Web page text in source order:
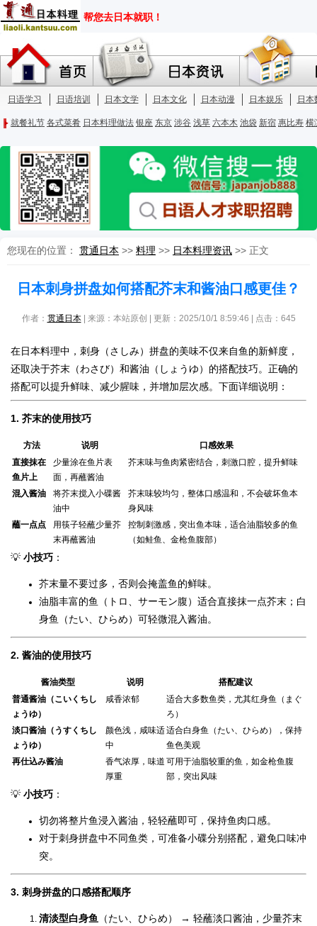
您现在的位置： 贯通日本 >> 料理 >> 日本料理资讯 >> 正文
日本刺身拼盘如何搭配芥末和酱油口感更佳？
作者： 贯通日本| 来源：本站原创 | 更新：2025/10/1 8:59:46 | 点击： 645
在日本料理中，刺身（さしみ）拼盘的美味不仅来自鱼的新鲜度，
还取决于芥末（わさび）和酱油（しょうゆ）的搭配技巧。正确的
搭配可以提升鲜味、减少腥味，并增加层次感。下面详细说明：
1. 芥末的使用技巧
方法 说明
口感效果
直接抹在
鱼片上
少量涂在鱼片表
面，再蘸酱油
芥末味与鱼肉紧密结合，刺激口腔，提升鲜味
混入酱油
将芥末搅入小碟酱
油中
芥末味较均匀，整体口感温和，不会破坏鱼本
身风味
蘸一点点
用筷子轻蘸少量芥
末再蘸酱油
控制刺激感，突出鱼本味，适合油脂较多的鱼
（如鲑鱼、金枪鱼腹部）
💡 小技巧 ：
芥末量不要过多，否则会掩盖鱼的鲜味。
油脂丰富的鱼（トロ、サーモン腹）适合直接抹一点芥末；白
身鱼（たい、ひらめ）可轻微混入酱油。
2. 酱油的使用技巧
酱油类型 说明
搭配建议
普通酱油（こいくちし
ょうゆ）
咸香浓郁
适合大多数鱼类，尤其红身鱼（まぐ
ろ）
淡口酱油（うすくちし
ょうゆ）
颜色浅，咸味适
中
适合白身鱼（たい、ひらめ），保持
鱼色美观
再仕込み酱油
香气浓厚，味道
厚重
可用于油脂较重的鱼，如金枪鱼腹
部，突出风味
💡 小技巧 ：
切勿将整片鱼浸入酱油，轻轻蘸即可，保持鱼肉口感。
对于刺身拼盘中不同鱼类，可准备小碟分别搭配，避免口味冲
突。
3. 刺身拼盘的口感搭配顺序
清淡型白身鱼
（たい、ひらめ） → 轻蘸淡口酱油，少量芥末